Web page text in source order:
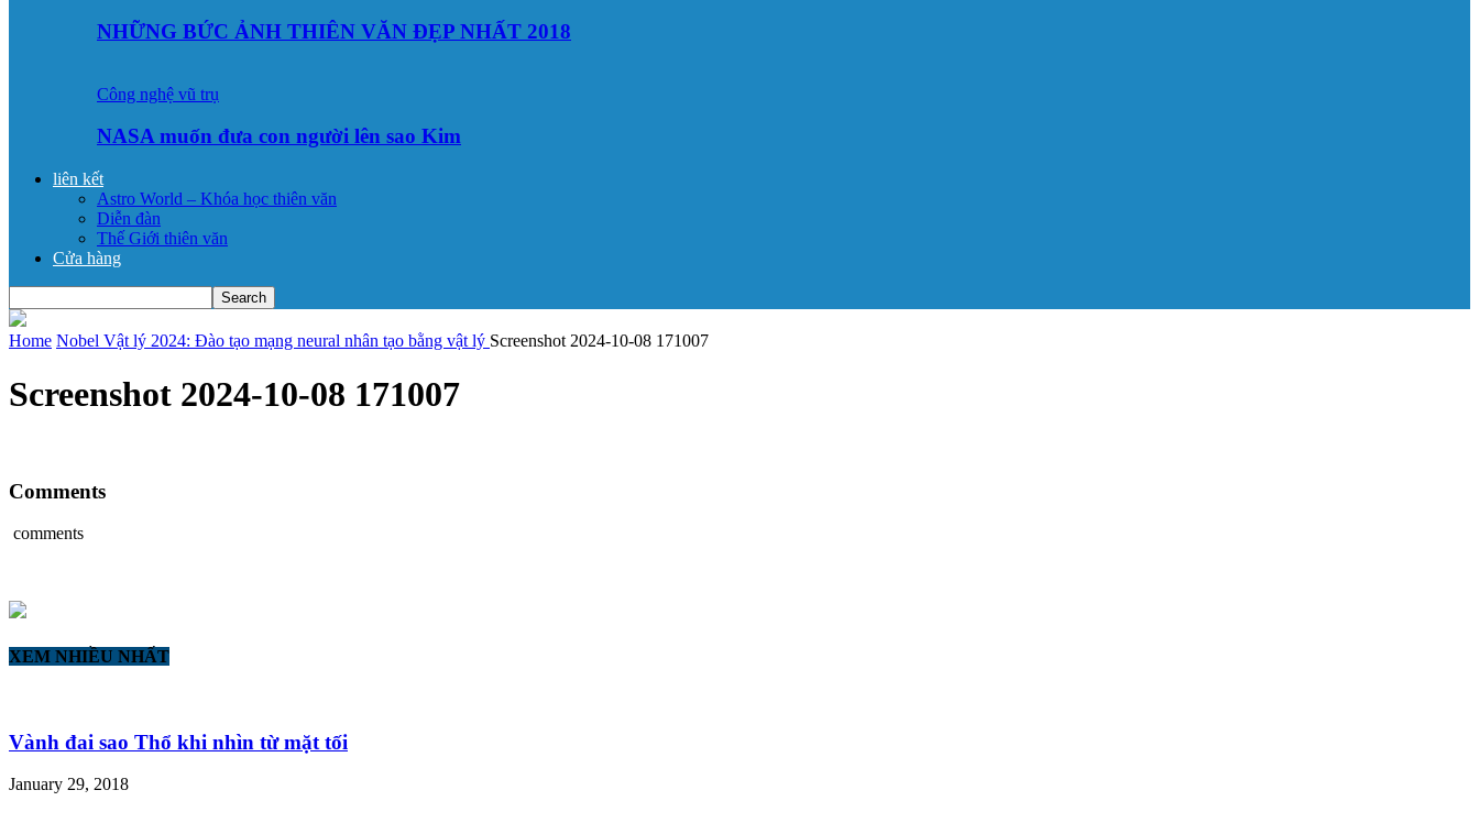
NHỮNG BỨC ẢNH THIÊN VĂN ĐẸP NHẤT 2018
Công nghệ vũ trụ
NASA muốn đưa con người lên sao Kim
liên kết
Astro World – Khóa học thiên văn
Diễn đàn
Thế Giới thiên văn
Cửa hàng
Home Nobel Vật lý 2024: Đào tạo mạng neural nhân tạo bằng vật lý Screenshot 2024-10-08 171007
Screenshot 2024-10-08 171007
Comments
comments
XEM NHIỀU NHẤT
Vành đai sao Thổ khi nhìn từ mặt tối
January 29, 2018